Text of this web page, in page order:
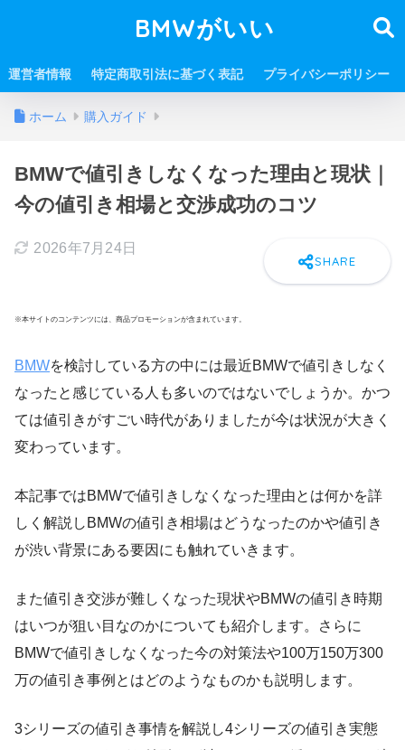
BMWがいい
運営者情報 特定商取引法に基づく表記 プライバシーポリシー
ホーム 購入ガイド
BMWで値引きしなくなった理由と現状｜
今の値引き相場と交渉成功のコツ
2026年7月24日
※本サイトのコンテンツには、商品プロモーションが含まれています。
BMWを検討している方の中には最近BMWで値引きしなく
なったと感じている人も多いのではないでしょうか。かつ
ては値引きがすごい時代がありましたが今は状況が大きく
変わっています。
本記事ではBMWで値引きしなくなった理由とは何かを詳
しく解説しBMWの値引き相場はどうなったのかや値引き
が渋い背景にある要因にも触れていきます。
また値引き交渉が難しくなった現状やBMWの値引き時期
はいつが狙い目なのかについても紹介します。さらに
BMWで値引きしなくなった今の対策法や100万150万300
万の値引き事例とはどのようなものかも説明します。
3シリーズの値引き事情を解説し4シリーズの値引き実態